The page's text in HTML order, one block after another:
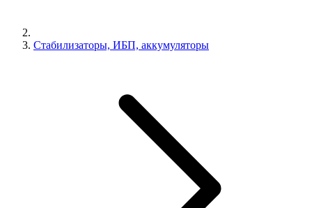
Стабилизаторы, ИБП, аккумуляторы